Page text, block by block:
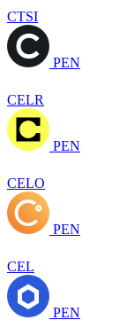
CTSI
PEN
CELR
PEN
CELO
PEN
CEL
PEN